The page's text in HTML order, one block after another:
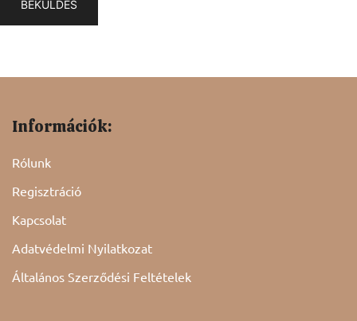
Információk:
Rólunk
Regisztráció
Kapcsolat
Adatvédelmi Nyilatkozat
Általános Szerződési Feltételek